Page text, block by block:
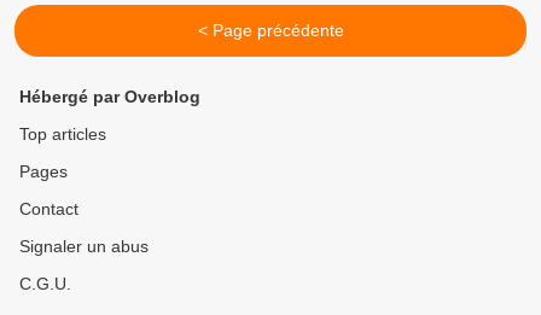
< Page précédente
Hébergé par Overblog
Top articles
Pages
Contact
Signaler un abus
C.G.U.